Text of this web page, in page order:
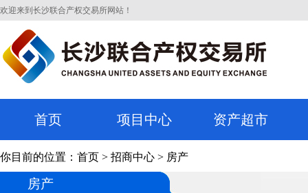
欢迎来到长沙联合产权交易所网站！
首页 项目中心 资产超市
你目前的位置： 首页 > 招商中心 > 房产
房产